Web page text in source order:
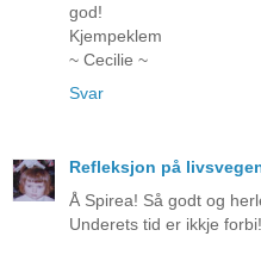
god!
Kjempeklem
~ Cecilie ~
Svar
Refleksjon på
Å Spirea! Så godt og
Underets tid er ikkje forbi!